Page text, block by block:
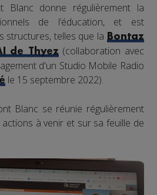
Blanc donne régulièrement la
de l’éducation, et est
structures, telles que la
Bontaz
de Thyez(collaboration avec
d'un Studio Mobile Radio
le 15 septembre 2022).
Blanc se réunie régulièrement
à venir et sur sa feuille de